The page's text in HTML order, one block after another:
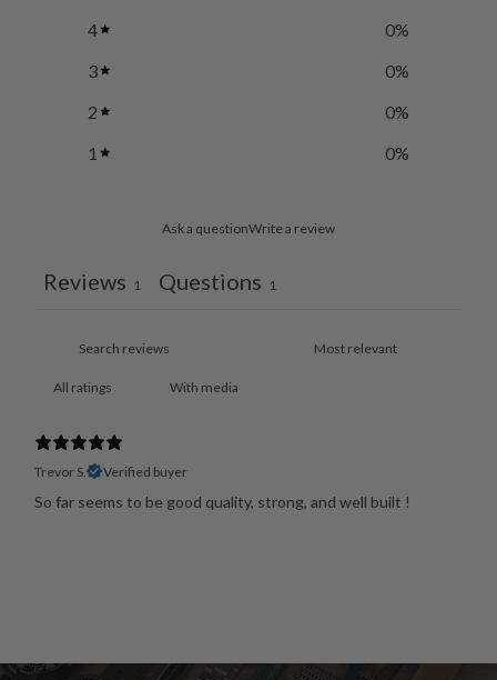
4
0%
3
0%
2
0%
1
0%
Ask a questionWrite a review
Reviews 1 Questions 1
With media
Trevor S. Verified buyer
So far seems to be good quality, strong, and well built !